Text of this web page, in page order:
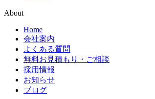
About
Home
会社案内
よくある質問
無料お見積もり・ご相談
採用情報
お知らせ
ブログ